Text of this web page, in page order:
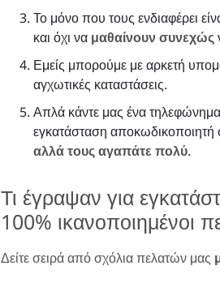
Το μόνο που τους ενδιαφέρει
και όχι να μαθαίνουν συνεχώς
Εμείς μπορούμε με αρκετή
αγχωτικές καταστάσεις.
Απλά κάντε μας ένα
εγκατάσταση αποκωδικοποιητή
αλλά τους αγαπάτε πολύ.
Τι έγραψαν για
100% ικανοποιημένοι
Δείτε σειρά από σχόλια πελατών μας